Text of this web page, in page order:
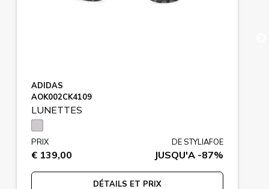
ADIDAS
AOK002CK4109
LUNETTES
PRIX
€ 139,00
DE STYLIAFOE
JUSQU'A -87%
DÉTAILS ET PRIX